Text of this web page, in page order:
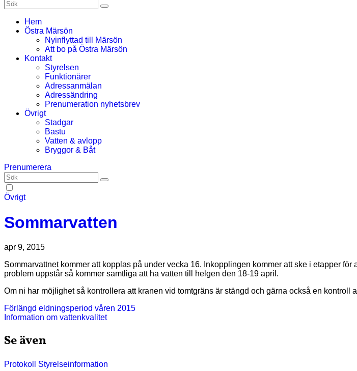
Hem
Östra Märsön
Nyinflyttad till Märsön
Att bo på Östra Märsön
Kontakt
Styrelsen
Funktionärer
Adressanmälan
Adressändring
Prenumeration nyhetsbrev
Övrigt
Stadgar
Bastu
Vatten & avlopp
Bryggor & Båt
Prenumerera
Övrigt
Sommarvatten
apr 9, 2015
Sommarvattnet kommer att kopplas på under vecka 16. Inkopplingen kommer att ske i etapper för att eventuella läckor lättare skall kunna upptäckas och lokaliseras men om inga större
problem uppstår så kommer samtliga att ha vatten till helgen den 18-19 april.
Om ni har möjlighet så kontrollera att kranen vid tomtgräns är stängd och gärna också en kontroll
Inläggsnavigering
Förlängd eldningsperiod våren 2015
Information om vattenkvalitet
Se även
Protokoll Styrelseinformation